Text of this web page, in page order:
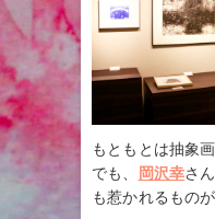
もともとは抽象
でも、
岡沢幸さ
も惹かれるものが